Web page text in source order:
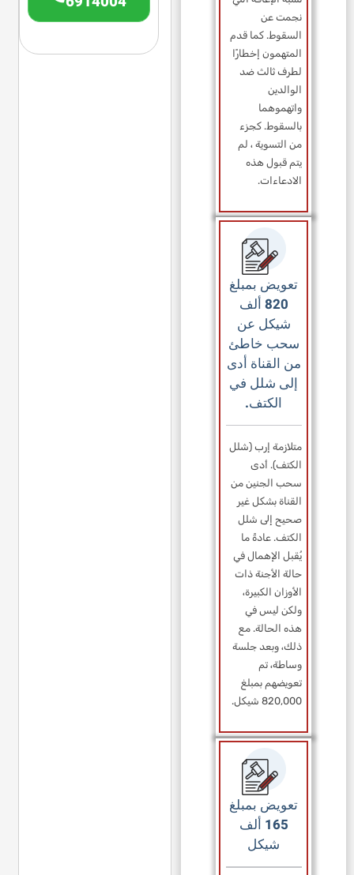
نجمت عن
السقوط. كما قدم
المتهمون إخطارًا
لطرف ثالث ضد
الوالدين
واتهموهما
بالسقوط. كجزء
من التسوية ، لم
يتم قبول هذه
الادعاءات.
تعويض بمبلغ
820 ألف
شيكل عن
سحب خاطئ
من القناة أدى
إلى شلل في
الكتف.
متلازمة إرب (شلل
الكتف). أدى
سحب الجنين من
القناة بشكل غير
صحيح إلى شلل
الكتف. عادةً ما
يُقبل الإهمال في
حالة الأجنة ذات
الأوزان الكبيرة،
ولكن ليس في
هذه الحالة. مع
ذلك، وبعد جلسة
وساطة، تم
تعويضهم بمبلغ
820,000 شيكل.
تعويض بمبلغ
165 ألف
شيكل